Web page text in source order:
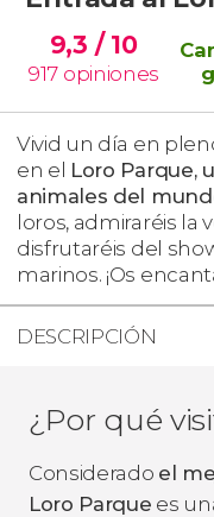
9,3 / 10
917 opiniones
Vivid un día en
en el Loro Parque,
animales del
loros, admiraréis la
disfrutaréis del
marinos. ¡Os
DESCRIPCIÓN
¿Por qué
Considerado el
Loro Parque es